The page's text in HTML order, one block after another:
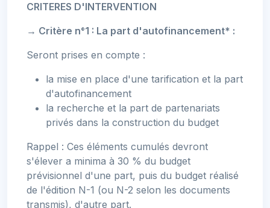
CRITERES D'INTERVENTION
→ Critère n°1 : La part d'autofinancement* :
Seront prises en compte :
la mise en place d'une tarification et la part
d'autofinancement
la recherche et la part de partenariats
privés dans la construction du budget
Rappel : Ces éléments cumulés devront
s'élever a minima à 30 % du budget
prévisionnel d'une part, puis du budget réalisé
de l'édition N-1 (ou N-2 selon les documents
transmis), d'autre part.